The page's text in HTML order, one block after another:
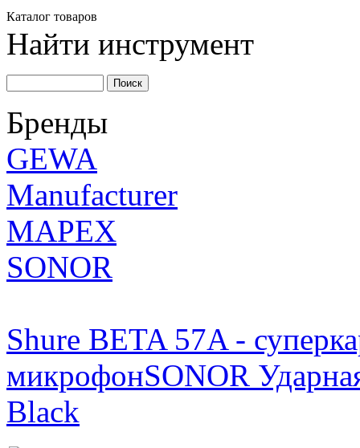
Каталог товаров
Найти инструмент
Бренды
GEWA
Manufacturer
MAPEX
SONOR
Shure BETA 57A -
микрофонSONOR
Black